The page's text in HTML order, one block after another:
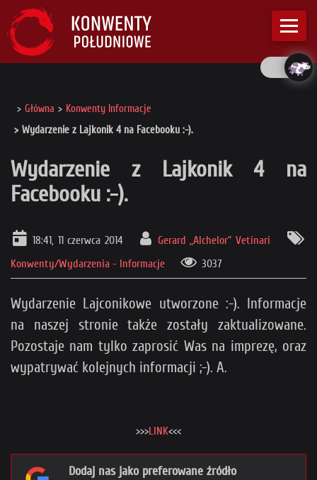
Główna
Konwenty Informacje
Wydarzenie z Lajkonik 4 na Facebooku :-).
Wydarzenie z Lajkonik 4 na
Facebooku :-).
18:41, 11 czerwca 2014
Gerard „Alchelor” Vetinari
Konwenty/Wydarzenia - Informacje
3037
Wydarzenie Lajconikowe utworzone :-). Informacje
na naszej stronie także zostały zaktualizowane.
Pozostaje nam tylko zaprosić Was na imprezę, oraz
wypatrywać kolejnych informacji ;-). A.
>>>LINK<<<
Dodaj nas jako preferowane źródło